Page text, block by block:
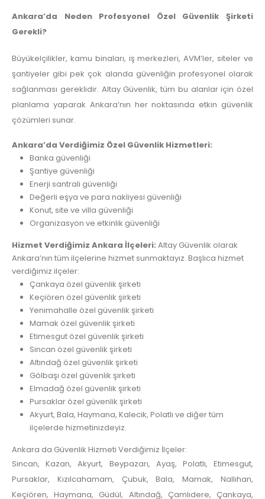
Ankara’da Neden Profesyonel Özel Güvenlik Şirketi
Gerekli?
Büyükelçilikler, kamu binaları, iş merkezleri, AVM’ler, siteler ve
şantiyeler gibi pek çok alanda güvenliğin profesyonel olarak
sağlanması gereklidir. Altay Güvenlik, tüm bu alanlar için özel
planlama yaparak Ankara’nın her noktasında etkin güvenlik
çözümleri sunar.
Ankara’da Verdiğimiz Özel Güvenlik Hizmetleri:
Banka güvenliği
Şantiye güvenliği
Enerji santrali güvenliği
Değerli eşya ve para nakliyesi güvenliği
Konut, site ve villa güvenliği
Organizasyon ve etkinlik güvenliği
Hizmet Verdiğimiz Ankara İlçeleri: Altay Güvenlik olarak
Ankara’nın tüm ilçelerine hizmet sunmaktayız. Başlıca hizmet
verdiğimiz ilçeler:
Çankaya özel güvenlik şirketi
Keçiören özel güvenlik şirketi
Yenimahalle özel güvenlik şirketi
Mamak özel güvenlik şirketi
Etimesgut özel güvenlik şirketi
Sincan özel güvenlik şirketi
Altındağ özel güvenlik şirketi
Gölbaşı özel güvenlik şirketi
Elmadağ özel güvenlik şirketi
Pursaklar özel güvenlik şirketi
Akyurt, Bala, Haymana, Kalecik, Polatlı ve diğer tüm
ilçelerde hizmetinizdeyiz.
Ankara da Güvenlik Hizmeti Verdiğimiz İlçeler:
Sincan, Kazan, Akyurt, Beypazarı, Ayaş, Polatlı, Etimesgut,
Pursaklar, Kızılcahamam, Çubuk, Bala, Mamak, Nallıhan,
Keçiören, Haymana, Güdül, Altındağ, Çamlıdere, Çankaya,